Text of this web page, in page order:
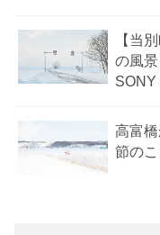
【当
の風景
SONY
高富
節のこ